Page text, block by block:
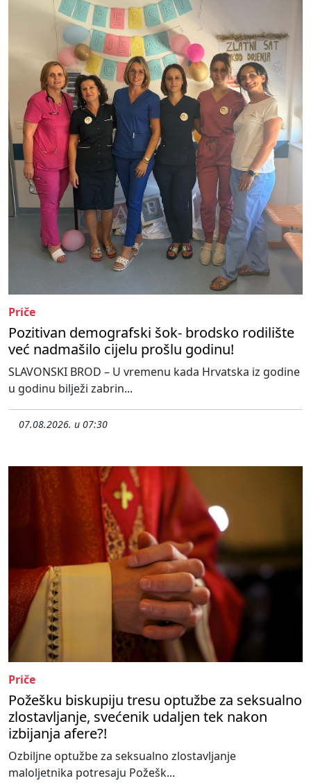
Priče
Pozitivan demografski šok- brodsko rodilište
već nadmašilo cijelu prošlu godinu!
SLAVONSKI BROD – U vremenu kada Hrvatska iz godine
u godinu bilježi zabrin...
07.08.2026. u 07:30
Priče
Požešku biskupiju tresu optužbe za seksualno
zlostavljanje, svećenik udaljen tek nakon
izbijanja afere?!
Ozbiljne optužbe za seksualno zlostavljanje
maloljetnika potresaju Požešk...